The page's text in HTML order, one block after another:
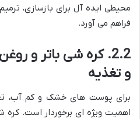
محیطی ایده آل برای بازسازی،
فراهم می آورد.
2.2. کره شی باتر و
و تغذیه
برای پوست های خشک و کم آب،
اهمیت ویژه ای برخوردار است. کره